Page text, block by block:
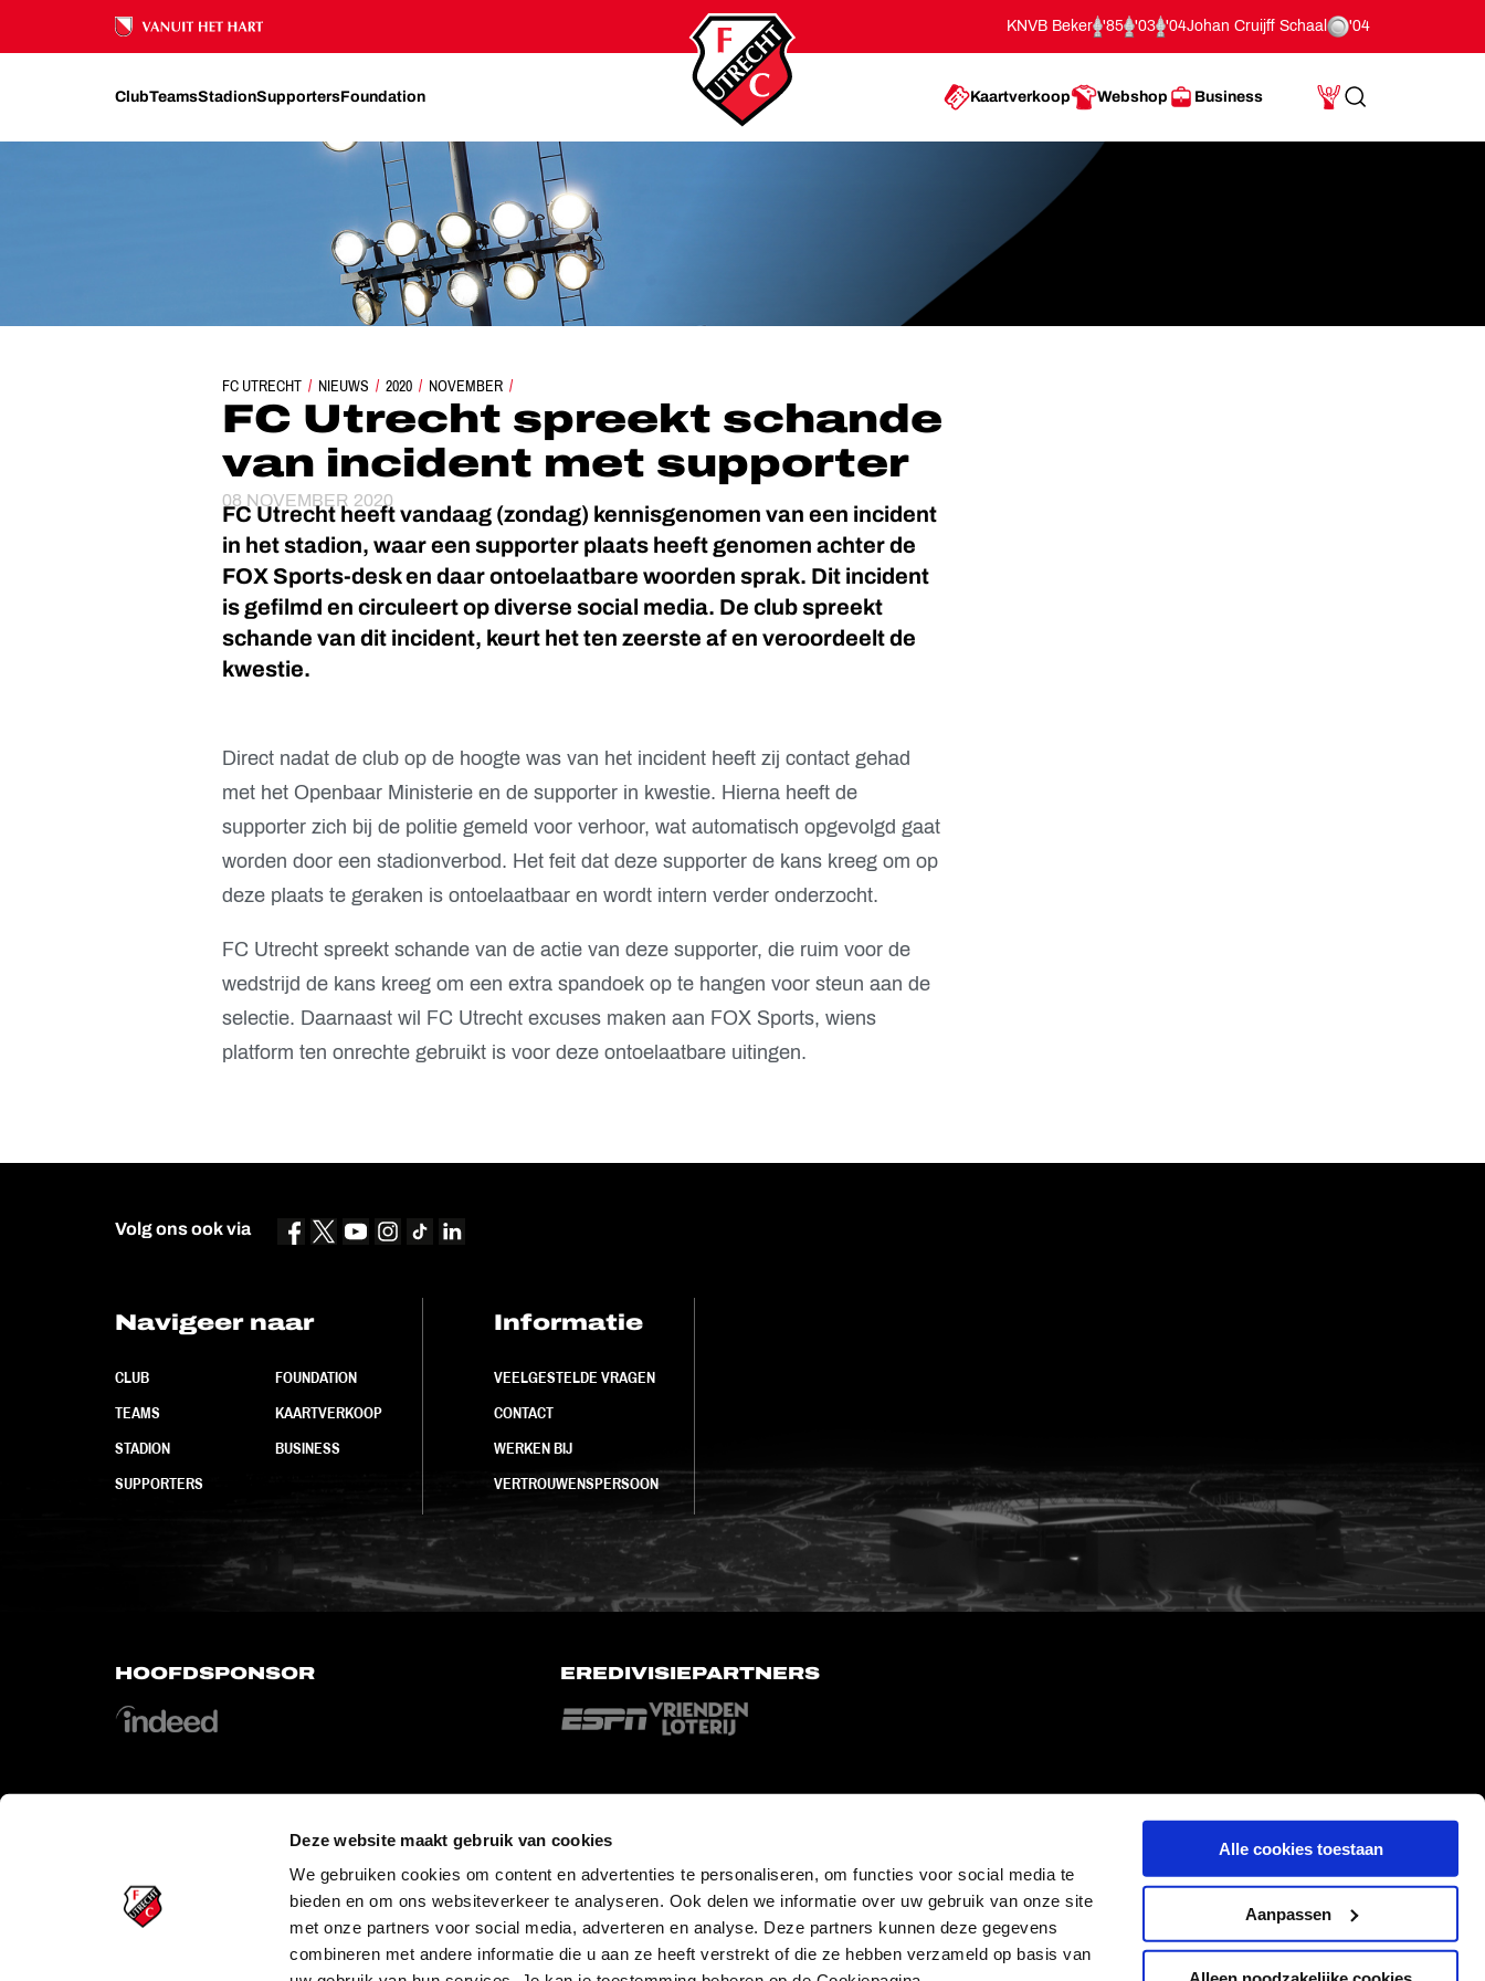
Deze website maakt gebruik van cookies
We gebruiken cookies om content en advertenties te personaliseren, om functies voor social media te
bieden en om ons websiteverkeer te analyseren. Ook delen we informatie over uw gebruik van onze site
met onze partners voor social media, adverteren en analyse. Deze partners kunnen deze gegevens
combineren met andere informatie die u aan ze heeft verstrekt of die ze hebben verzameld op basis van
Alle cookies toestaan
Aanpassen
Ons nalatenschap
KNVB Beker '85 '03 '04Johan Cruijff Schaal '04
ClubTeamsStadionSupportersFoundation Kaartverkoop Webshop Business
Mijn Account
Search
FC UTRECHT NIEUWS 2020 NOVEMBER
FC UTRECHT SPREEKT SCHANDE VAN INCIDENT MET SUPPORTER
FC Utrecht spreekt schande
van incident met supporter
08 NOVEMBER 2020
FC Utrecht heeft vandaag (zondag) kennisgenomen van een incident
in het stadion, waar een supporter plaats heeft genomen achter de
FOX Sports-desk en daar ontoelaatbare woorden sprak. Dit incident
is gefilmd en circuleert op diverse social media. De club spreekt
schande van dit incident, keurt het ten zeerste af en veroordeelt de
kwestie.
Direct nadat de club op de hoogte was van het incident heeft zij contact gehad
met het Openbaar Ministerie en de supporter in kwestie. Hierna heeft de
supporter zich bij de politie gemeld voor verhoor, wat automatisch opgevolgd gaat
worden door een stadionverbod. Het feit dat deze supporter de kans kreeg om op
deze plaats te geraken is ontoelaatbaar en wordt intern verder onderzocht.
FC Utrecht spreekt schande van de actie van deze supporter, die ruim voor de
wedstrijd de kans kreeg om een extra spandoek op te hangen voor steun aan de
selectie. Daarnaast wil FC Utrecht excuses maken aan FOX Sports, wiens
platform ten onrechte gebruikt is voor deze ontoelaatbare uitingen.
Volg ons ook via
Navigeer naar
CLUB
TEAMS
STADION
SUPPORTERS
FOUNDATION
KAARTVERKOOP
BUSINESS
Informatie
VEELGESTELDE VRAGEN
CONTACT
WERKEN BIJ
VERTROUWENSPERSOON
HOOFDSPONSOR EREDIVISIEPARTNERS
OFFICIAL PARTNERS